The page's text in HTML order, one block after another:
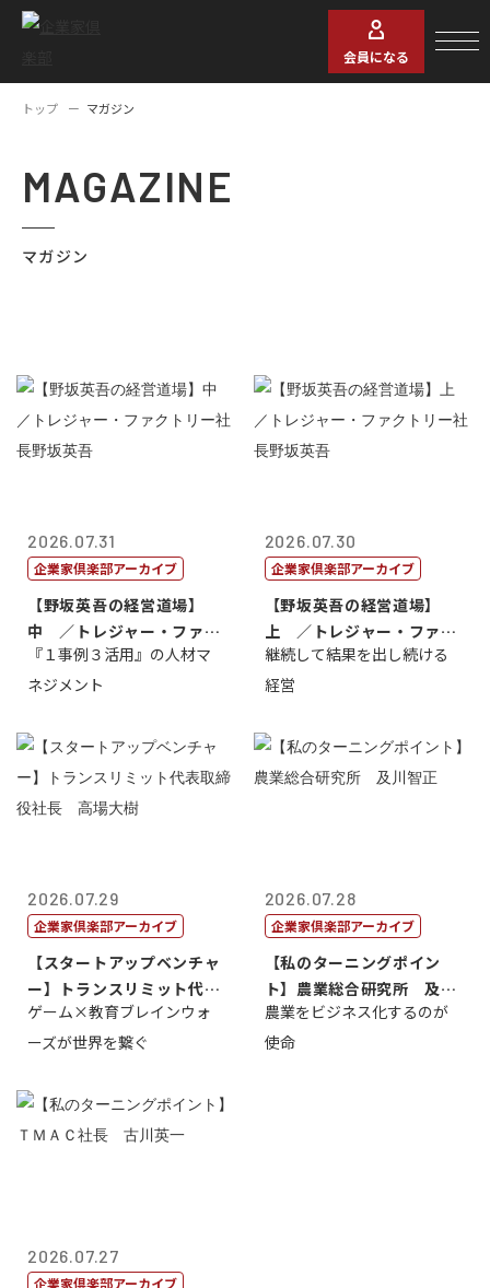
会員になる
トップ マガジン
MAGAZINE
マガジン
2026.07.31
企業家倶楽部アーカイブ
【野坂英吾の経営道場】
中 ／トレジャー・ファク
トリー社長野坂...
『１事例３活用』の人材マ
ネジメント
2026.07.30
企業家倶楽部アーカイブ
【野坂英吾の経営道場】
上 ／トレジャー・ファク
トリー社長野坂...
継続して結果を出し続ける
経営
2026.07.29
企業家倶楽部アーカイブ
【スタートアップベンチャ
ー】トランスリミット代表
取締役社長 ...
ゲーム×教育ブレインウォ
ーズが世界を繋ぐ
2026.07.28
企業家倶楽部アーカイブ
【私のターニングポイン
ト】農業総合研究所 及川
智正
農業をビジネス化するのが
使命
2026.07.27
企業家倶楽部アーカイブ